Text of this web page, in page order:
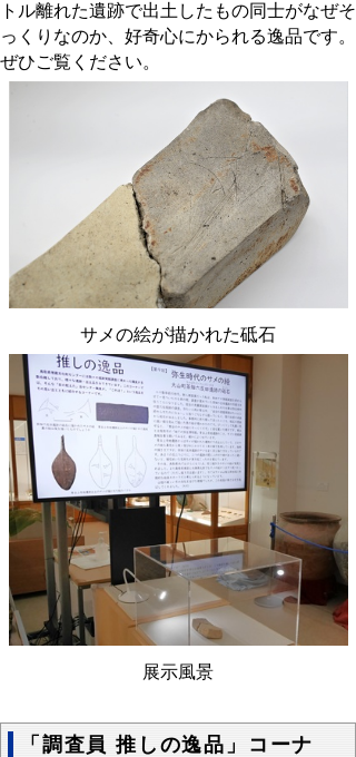
トル離れた遺跡で出土したもの同士がなぜそ
っくりなのか、好奇心にかられる逸品です。
ぜひご覧ください。
サメの絵が描かれた砥石
展示風景
「調査員 推しの逸品」コーナ